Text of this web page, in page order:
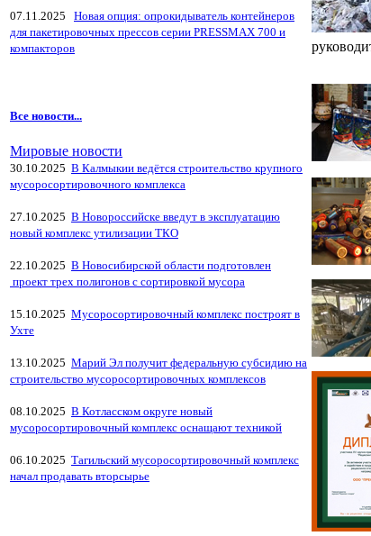
07.11.2025
Новая опция: опрокидыватель контейнеров
для пакетировочных прессов серии PRESSMAX 700 и
компакторов
Все новости...
Мировые новости
30.10.2025 В Калмыкии ведётся строительство крупного
мусоросортировочного комплекса
27.10.2025 В Новороссийске введут в эксплуатацию
новый комплекс утилизации ТКО
22.10.2025 В Новосибирской области подготовлен
проект трех полигонов с сортировкой мусора
15.10.2025 Мусоросортировочный комплекс построят в
Ухте
13.10.2025 Марий Эл получит федеральную субсидию на
строительство мусоросортировочных комплексов
08.10.2025 В Котласском округе новый
мусоросортировочный комплекс оснащают техникой
06.10.2025 Тагильский мусоросортировочный комплекс
начал продавать вторсырье